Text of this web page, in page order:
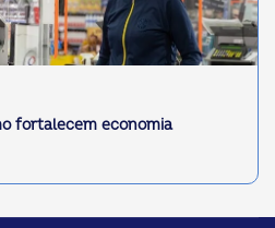
fortalecem economia